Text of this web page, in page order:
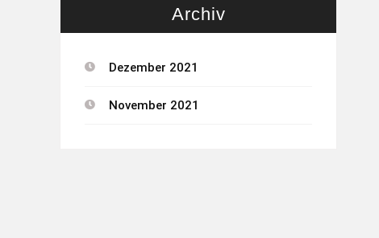
Archiv
Dezember 2021
November 2021